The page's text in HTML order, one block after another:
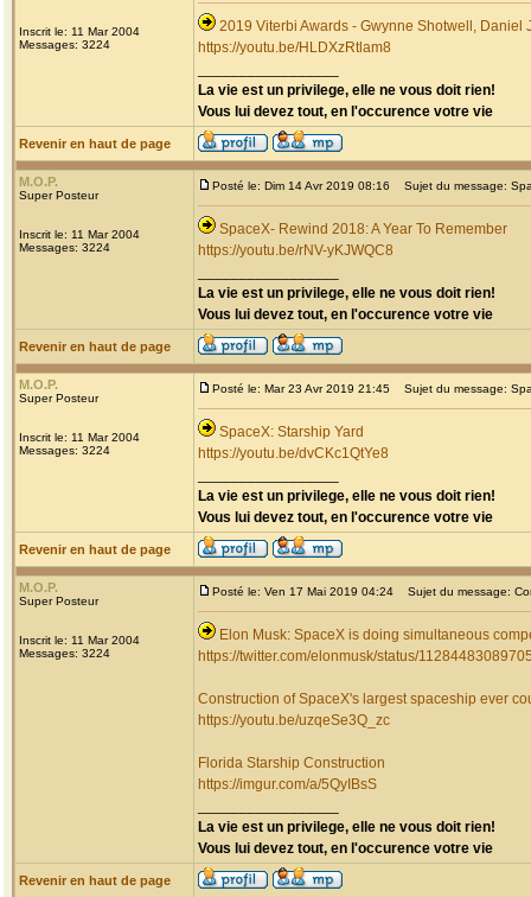
Inscrit le: 11 Mar 2004
Messages: 3224
2019 Viterbi Awards - Gwynne Shotwell,
https://youtu.be/HLDXzRtlam8
La vie est un privilege, elle ne vous doit rien!
Vous lui devez tout, en l'occurence votre vie
Revenir en haut de page
M.O.P.
Super Posteur
Inscrit le: 11 Mar 2004
Messages: 3224
Posté le: Dim 14 Avr 2019 08:16 Sujet du message:
SpaceX- Rewind 2018: A Year To Remember
https://youtu.be/rNV-yKJWQC8
La vie est un privilege, elle ne vous doit rien!
Vous lui devez tout, en l'occurence votre vie
Revenir en haut de page
M.O.P.
Super Posteur
Inscrit le: 11 Mar 2004
Messages: 3224
Posté le: Mar 23 Avr 2019 21:45 Sujet du message:
SpaceX: Starship Yard
https://youtu.be/dvCKc1QtYe8
La vie est un privilege, elle ne vous doit rien!
Vous lui devez tout, en l'occurence votre vie
Revenir en haut de page
M.O.P.
Super Posteur
Inscrit le: 11 Mar 2004
Messages: 3224
Posté le: Ven 17 Mai 2019 04:24 Sujet du message:
Elon Musk: SpaceX is doing simultaneous
https://twitter.com/elonmusk/status/
Construction of SpaceX's largest spaceship ever
https://youtu.be/uzqeSe3Q_zc
Florida Starship Construction
https://imgur.com/a/5QyIBsS
La vie est un privilege, elle ne vous doit rien!
Vous lui devez tout, en l'occurence votre vie
Revenir en haut de page